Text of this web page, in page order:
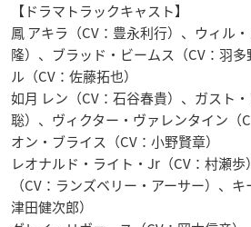
【ドラマトラックキャスト】
鳳 アキラ（CV：豊永利行）、ウィル
隆）、ブラッド・ビームス（CV：羽
ル（CV：佐藤拓也）
如月 レン（CV：石谷春貴）、ガスト
聡）、ヴィクター・ヴァレンタイン（
オン・ブライス（CV：小野賢章）
レオナルド・ライト・Jr（CV：村瀬
（CV：ランズベリー・アーサー）、
津田健次郎）